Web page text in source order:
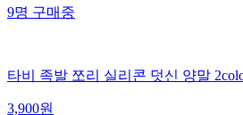
9명구매중
타비 족발 쪼리 실리콘 덧신 양말